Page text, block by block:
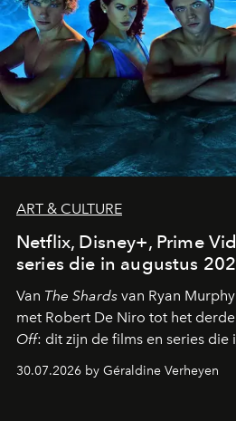
ART & CULTURE
Netflix, Disney+, Prime
series die in augustus
Van The Shards van Ryan
met Robert De Niro tot het
Off: dit zijn de films en series die
streamingplatformen verschijnen.
30.07.2026 by Géraldine Verheyen